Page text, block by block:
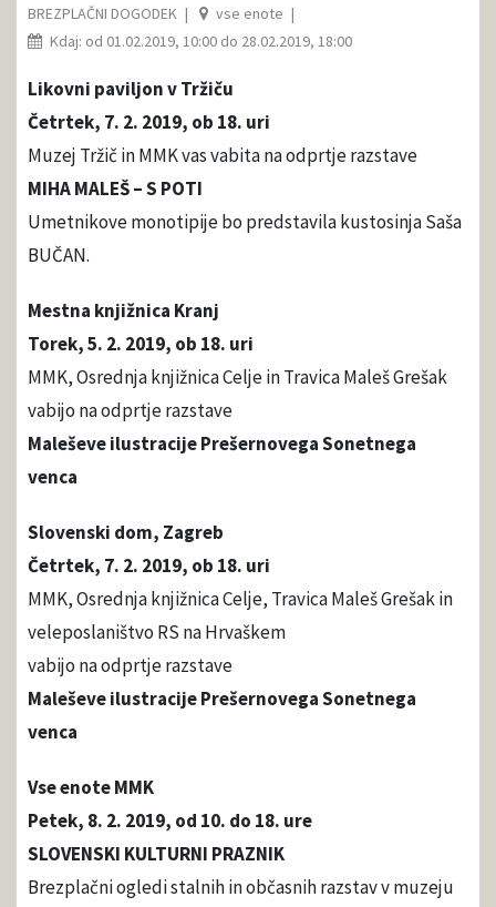
BREZPLAČNI DOGODEK
vse enote
Kdaj: od 01.02.2019, 10:00 do 28.02.2019, 18:00
Likovni paviljon v Tržiču
Četrtek, 7. 2. 2019, ob 18. uri
Muzej Tržič in MMK vas vabita na odprtje razstave
MIHA MALEŠ – S POTI
Umetnikove monotipije bo predstavila kustosinja Saša
BUČAN.
Mestna knjižnica Kranj
Torek, 5. 2. 2019, ob 18. uri
MMK, Osrednja knjižnica Celje in Travica Maleš Grešak
vabijo na odprtje razstave
Maleševe ilustracije Prešernovega Sonetnega
venca
Slovenski dom, Zagreb
Četrtek, 7. 2. 2019, ob 18. uri
MMK, Osrednja knjižnica Celje, Travica Maleš Grešak in
veleposlaništvo RS na Hrvaškem
vabijo na odprtje razstave
Maleševe ilustracije Prešernovega Sonetnega
venca
Vse enote MMK
Petek, 8. 2. 2019, od 10. do 18. ure
SLOVENSKI KULTURNI PRAZNIK
Brezplačni ogledi stalnih in občasnih razstav v muzeju